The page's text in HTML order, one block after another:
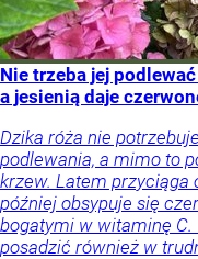
Nie trzeba jej
a jesienią daje
Dzika róża nie
podlewania, a mimo to
krzew. Latem przyciąga
później obsypuje się
bogatymi w witaminę C.
posadzić również w